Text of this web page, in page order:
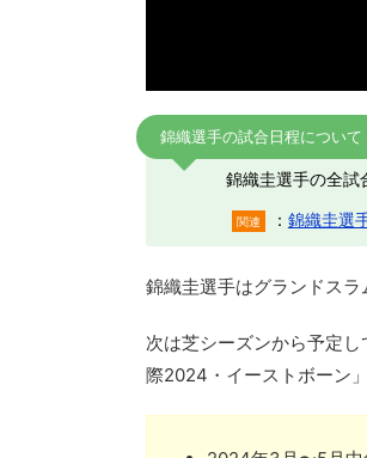
錦織選手の試合日程について
錦織圭選手の全試
関連 ： 錦織圭選
錦織圭選手はグランドス
次は芝シーズンから予定
際2024・イーストボーン